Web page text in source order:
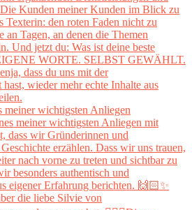
wichtigsten Anliegen